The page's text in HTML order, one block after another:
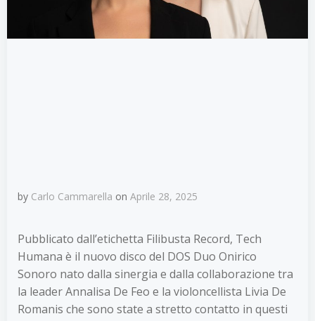
by Carlo Cammarella on Aprile 28, 2025
Pubblicato dall’etichetta Filibusta Record, Tech
Humana è il nuovo disco del DOS Duo Onirico
Sonoro nato dalla sinergia e dalla collaborazione tra
la leader Annalisa De Feo e la violoncellista Livia De
Romanis che sono state a stretto contatto in questi